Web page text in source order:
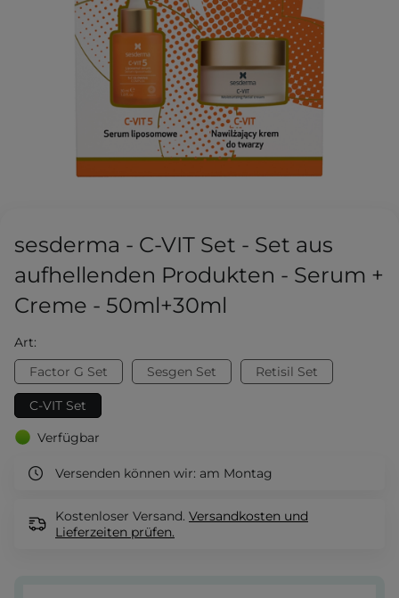
sesderma - C-VIT Set - Set aus
aufhellenden Produkten - Serum +
Creme - 50ml+30ml
Art:
Factor G Set
Sesgen Set Retisil Set
C-VIT Set
Verfügbar
Versenden können wir: am Montag
Kostenloser Versand. Versandkosten und
Lieferzeiten prüfen.